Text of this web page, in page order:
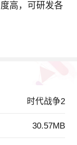
高，可研发各
时代战争2
30.57MB